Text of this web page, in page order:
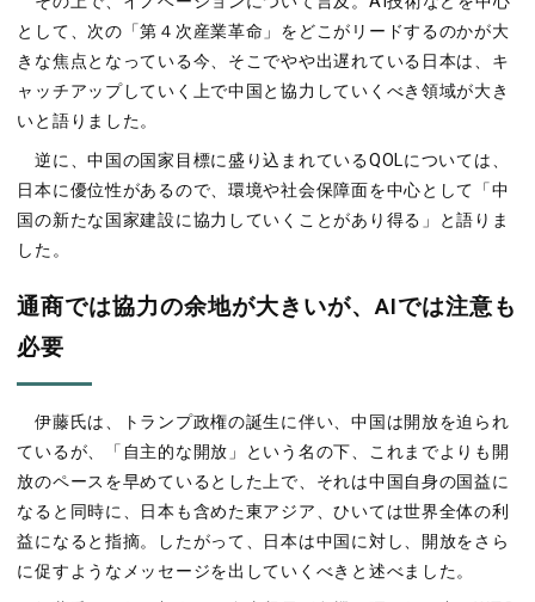
として、次の「第４次産業革命」をどこがリードするのかが大
きな焦点となっている今、そこでやや出遅れている日本は、キ
ャッチアップしていく上で中国と協力していくべき領域が大き
いと語りました。
逆に、中国の国家目標に盛り込まれているQOLについては、
日本に優位性があるので、環境や社会保障面を中心として「中
国の新たな国家建設に協力していくことがあり得る」と語りま
した。
通商では協力の余地が大きいが、AIでは注意も
必要
伊藤氏は、トランプ政権の誕生に伴い、中国は開放を迫られ
ているが、「自主的な開放」という名の下、これまでよりも開
放のペースを早めているとした上で、それは中国自身の国益に
なると同時に、日本も含めた東アジア、ひいては世界全体の利
益になると指摘。したがって、日本は中国に対し、開放をさら
に促すようなメッセージを出していくべきと述べました。